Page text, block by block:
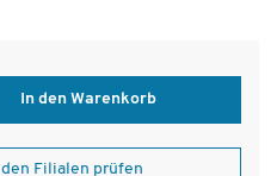
In den Warenkorb
Filialen prüfen